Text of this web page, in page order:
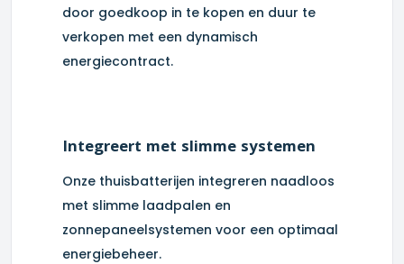
door goedkoop in te kopen en duur te
verkopen met een dynamisch
energiecontract.
Integreert met slimme systemen
Onze thuisbatterijen integreren naadloos
met slimme laadpalen en
zonnepaneelsystemen voor een optimaal
energiebeheer.